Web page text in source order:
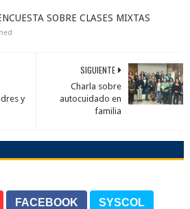
SOBRE CLASES MIXTAS
SIGUIENTE
Charla sobre
autocuidado en
familia
y
FACEBOOK SYSCOL